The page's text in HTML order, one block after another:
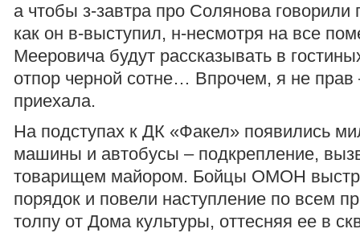
а чтобы з-завтра про Солянова говорили
как он в-выступил, н-несмотря на все
Мееровича будут рассказывать в
отпор черной сотне… Впрочем, я не прав
приехала.
На подступах к ДК «Факел» появились
машины и автобусы – подкрепление,
товарищем майором. Бойцы ОМОН
порядок и повели наступление по всем
толпу от Дома культуры, оттесняя ее в